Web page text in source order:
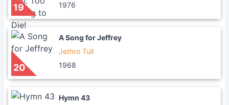
19
1976
20
A Song for Jeffrey
Jethro Tull
1968
Hymn 43